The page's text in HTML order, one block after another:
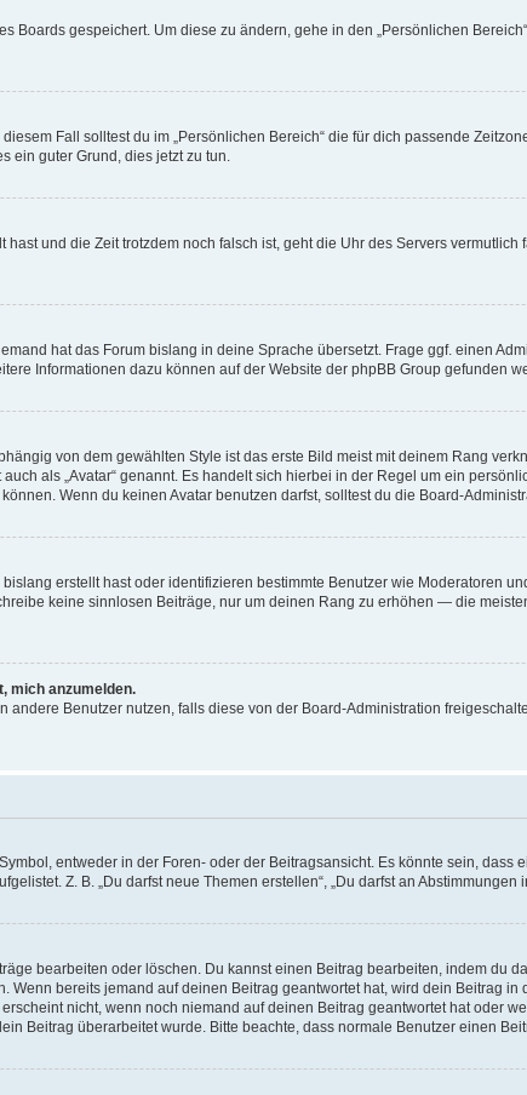
gespeichert. Um diese zu ändern, gehe in den „Persönlichen
Fall solltest du im „Persönlichen Bereich“ die für dich passende
ein guter Grund, dies jetzt zu tun.
und die Zeit trotzdem noch falsch ist, geht die Uhr des Servers
hat das Forum bislang in deine Sprache übersetzt. Frage ggf. einen
Informationen dazu können auf der Website der phpBB Group gefunden
von dem gewählten Style ist das erste Bild meist mit deinem Rang
als „Avatar“ genannt. Es handelt sich hierbei in der Regel um ein
Wenn du keinen Avatar benutzen darfst, solltest du die Board-
erstellt hast oder identifizieren bestimmte Benutzer wie Moderatoren
keine sinnlosen Beiträge, nur um deinen Rang zu erhöhen — die
mich anzumelden.
Benutzer nutzen, falls diese von der Board-Administration
entweder in der Foren- oder der Beitragsansicht. Es könnte sein,
Z. B. „Du darfst neue Themen erstellen“, „Du darfst an Abstimmungen
bearbeiten oder löschen. Du kannst einen Beitrag bearbeiten, indem du
bereits jemand auf deinen Beitrag geantwortet hat, wird dein Beitrag
nicht, wenn noch niemand auf deinen Beitrag geantwortet hat oder
Beitrag überarbeitet wurde. Bitte beachte, dass normale Benutzer einen